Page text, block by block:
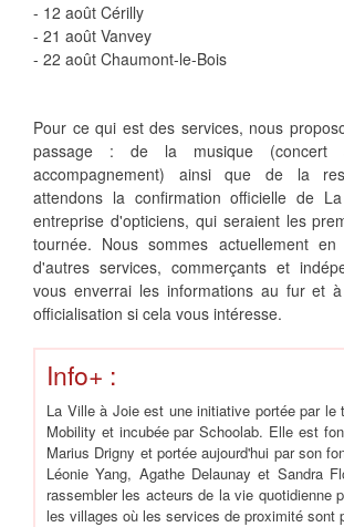
- 12 août Cérilly
- 21 août Vanvey
- 22 août Chaumont-le-Bois
Pour ce qui est des services, nous
passage : de la musique (concert
accompagnement) ainsi que de la
attendons la confirmation officielle de
entreprise d'opticiens, qui seraient les
tournée. Nous sommes actuellement en
d'autres services, commerçants et
vous enverrai les informations au fur et
officialisation si cela vous intéresse.
Info+ :
La Ville à Joie est une initiative portée par le
Mobility et incubée par Schoolab. Elle est
Marius Drigny et portée aujourd'hui par son
Léonie Yang, Agathe Delaunay et Sandra
rassembler les acteurs de la vie quotidienne
les villages où les services de proximité sont